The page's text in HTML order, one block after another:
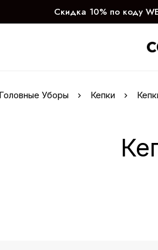
Скидка 10% по коду
Головные Уборы Кепки